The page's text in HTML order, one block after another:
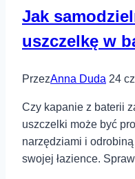
Jak
uszczelkę w
PrzezAnna Duda 24
Czy kapanie z baterii
uszczelki może być
narzędziami i
swojej łazience.